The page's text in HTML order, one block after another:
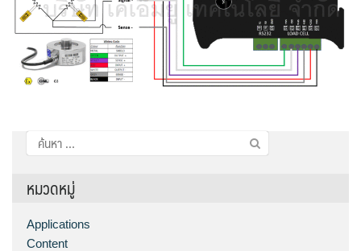
ค้นหา
สำหรับ:
หมวดหมู่
Applications
Content